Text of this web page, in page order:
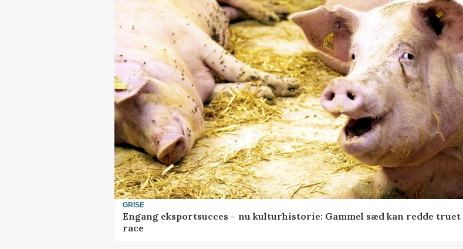
GRISE
Engang eksportsucces – nu kulturhistorie: Gammel sæd kan redde truet
race